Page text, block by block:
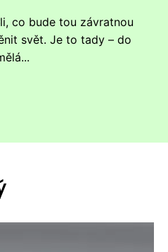
co bude tou závratnou
svět. Je to tady – do